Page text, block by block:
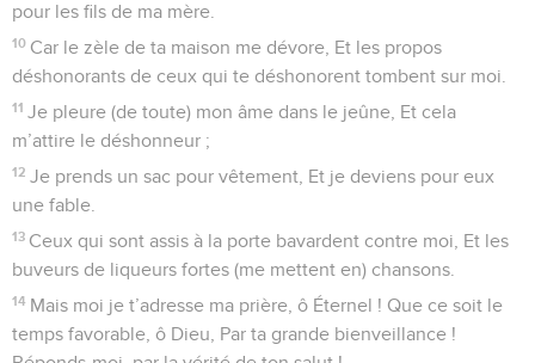
pour les fils de ma mère.
10 Car le zèle de ta maison me dévore, Et les propos
déshonorants de ceux qui te déshonorent tombent sur moi.
11 Je pleure (de toute) mon âme dans le jeûne, Et cela
m’attire le déshonneur ;
12 Je prends un sac pour vêtement, Et je deviens pour eux
une fable.
13 Ceux qui sont assis à la porte bavardent contre moi, Et les
buveurs de liqueurs fortes (me mettent en) chansons.
14 Mais moi je t’adresse ma prière, ô Éternel ! Que ce soit le
temps favorable, ô Dieu, Par ta grande bienveillance !